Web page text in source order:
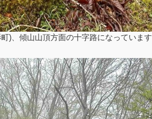
)、傾山山頂方面の十字路になっています